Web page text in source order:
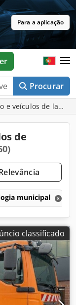
Para a aplicação
Procurar
e veículos de
de
municipal
classificado